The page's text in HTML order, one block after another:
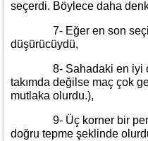
seçerdi. Böylece daha
7- Eğer en son
düşürücüydü,
8- Sahadaki en iyi
takımda değilse maç çok
mutlaka olurdu.),
9- Üç korner bir
doğru tepme şeklinde